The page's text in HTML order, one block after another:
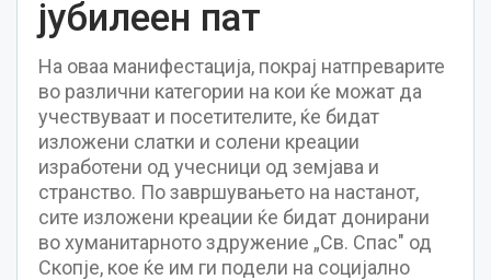
јубилеен пат
На оваа манифестација, покрај натпреварите
во различни категории на кои ќе можат да
учествуваат и посетителите, ќе бидат
изложени слатки и солени креации
изработени од учесници од земјава и
странство. По завршувањето на настанот,
сите изложени креации ќе бидат донирани
во хуманитарното здружение „Св. Спас" од
Скопје, кое ќе им ги подели на социјално